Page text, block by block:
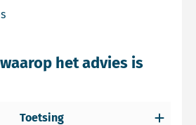
het advies is
Toetsing